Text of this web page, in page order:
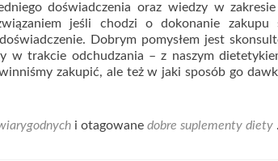
doświadczenia oraz wiedzy w
jeśli chodzi o dokonanie zakupu
Dobrym pomysłem jest
w trakcie odchudzania – z naszym
zakupić, ale też w jaki sposób go
i otagowane dobre suplementy diety